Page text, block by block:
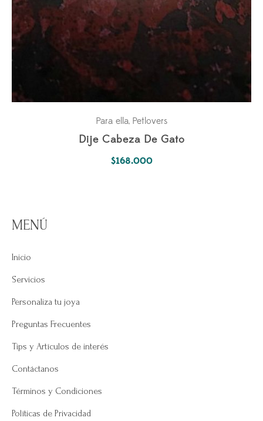
Para ella, Petlovers
Dije Cabeza De Gato
$168.000
MENÚ
Inicio
Servicios
Personaliza tu joya
Preguntas Frecuentes
Tips y Artículos de interés
Contáctanos
Términos y Condiciones
Políticas de Privacidad